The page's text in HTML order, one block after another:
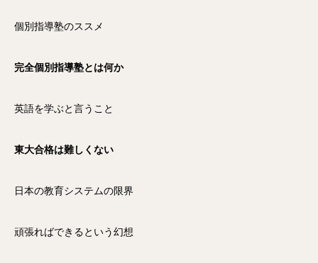
個別指導塾のススメ
完全個別指導塾とは何か
英語を学ぶと言うこと
東大合格は難しくない
日本の教育システムの限界
頑張ればできるという幻想